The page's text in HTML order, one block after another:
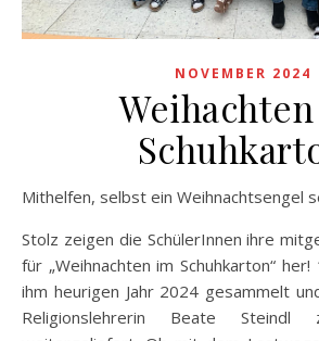
NOVEMBER 2024
Mithelfen, selbst ein Weihnachtsengel
Stolz zeigen die SchülerInnen ihre
für „Weihnachten im Schuhkarton“
ihm heurigen Jahr 2024 gesammelt
Religionslehrerin Beate Steindl